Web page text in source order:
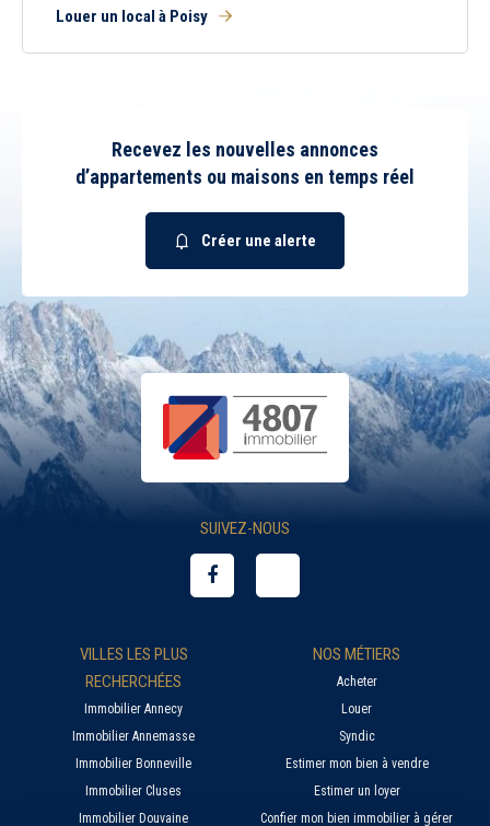
Louer un local à Poisy
Recevez les nouvelles annonces
d’appartements ou maisons en temps réel
Créer une alerte
SUIVEZ-NOUS
VILLES LES PLUS
RECHERCHÉES
Immobilier Annecy
Immobilier Annemasse
Immobilier Bonneville
Immobilier Cluses
Immobilier Douvaine
NOS MÉTIERS
Acheter
Louer
Syndic
Estimer mon bien à vendre
Estimer un loyer
Confier mon bien immobilier à gérer